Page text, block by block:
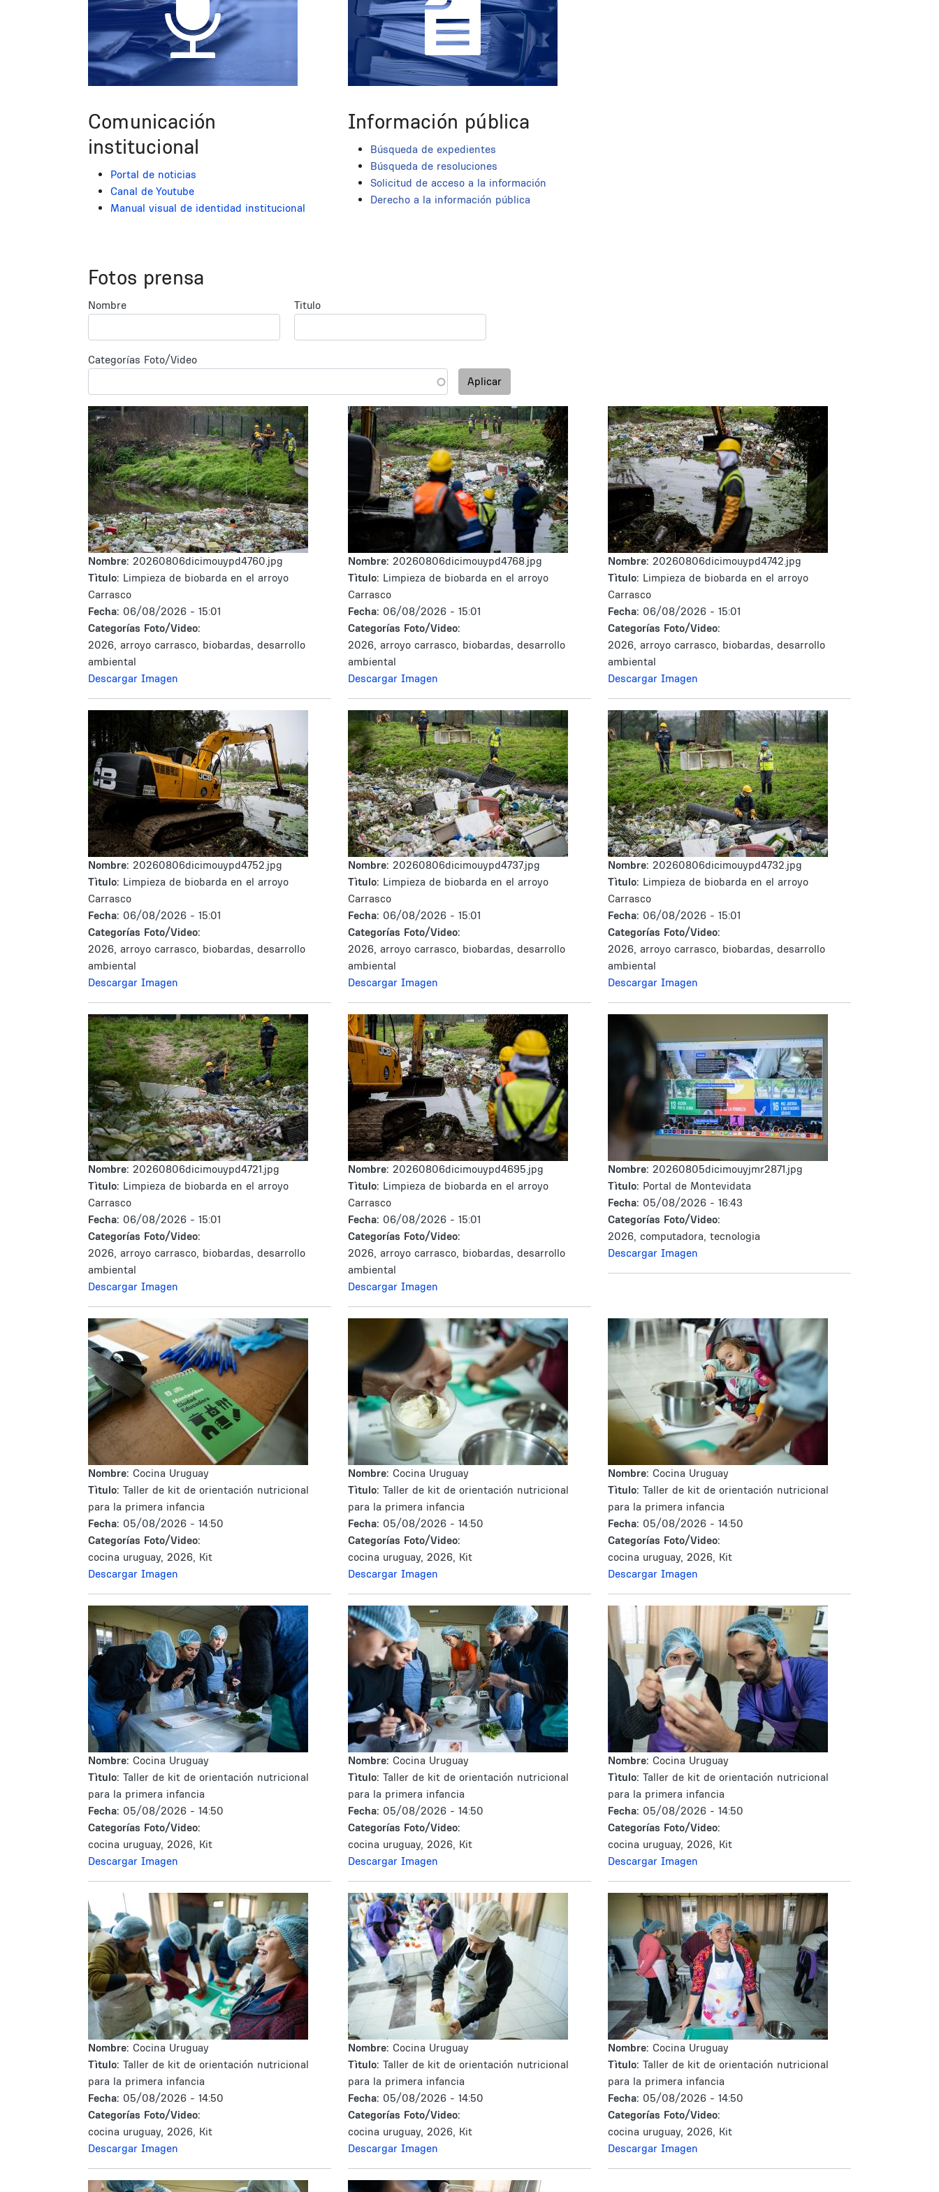
Comunicación
institucional
Portal de noticias
Canal de Youtube
Manual visual de identidad institucional
Información pública
Búsqueda de expedientes
Búsqueda de resoluciones
Solicitud de acceso a la información
Derecho a la información pública
Fotos prensa
Nombre Titulo
Categorías Foto/Video
Aplicar
Nombre: 20260806dicimouypd4760.jpg
Tìtulo: Limpieza de biobarda en el arroyo
Carrasco
Fecha: 06/08/2026 - 15:01
Categorías Foto/Video:
2026, arroyo carrasco, biobardas, desarrollo
ambiental
Descargar Imagen
Nombre: 20260806dicimouypd4768.jpg
Tìtulo: Limpieza de biobarda en el arroyo
Carrasco
Fecha: 06/08/2026 - 15:01
Categorías Foto/Video:
2026, arroyo carrasco, biobardas, desarrollo
ambiental
Descargar Imagen
Nombre: 20260806dicimouypd4742.jpg
Tìtulo: Limpieza de biobarda en el arroyo
Carrasco
Fecha: 06/08/2026 - 15:01
Categorías Foto/Video:
2026, arroyo carrasco, biobardas, desarrollo
ambiental
Descargar Imagen
Nombre: 20260806dicimouypd4752.jpg
Tìtulo: Limpieza de biobarda en el arroyo
Carrasco
Fecha: 06/08/2026 - 15:01
Categorías Foto/Video:
2026, arroyo carrasco, biobardas, desarrollo
ambiental
Descargar Imagen
Nombre: 20260806dicimouypd4737.jpg
Tìtulo: Limpieza de biobarda en el arroyo
Carrasco
Fecha: 06/08/2026 - 15:01
Categorías Foto/Video:
2026, arroyo carrasco, biobardas, desarrollo
ambiental
Descargar Imagen
Nombre: 20260806dicimouypd4732.jpg
Tìtulo: Limpieza de biobarda en el arroyo
Carrasco
Fecha: 06/08/2026 - 15:01
Categorías Foto/Video:
2026, arroyo carrasco, biobardas, desarrollo
ambiental
Descargar Imagen
Nombre: 20260806dicimouypd4721.jpg
Tìtulo: Limpieza de biobarda en el arroyo
Carrasco
Fecha: 06/08/2026 - 15:01
Categorías Foto/Video:
2026, arroyo carrasco, biobardas, desarrollo
ambiental
Descargar Imagen
Nombre: 20260806dicimouypd4695.jpg
Tìtulo: Limpieza de biobarda en el arroyo
Carrasco
Fecha: 06/08/2026 - 15:01
Categorías Foto/Video:
2026, arroyo carrasco, biobardas, desarrollo
ambiental
Descargar Imagen
Nombre: 20260805dicimouyjmr2871.jpg
Tìtulo: Portal de Montevidata
Fecha: 05/08/2026 - 16:43
Categorías Foto/Video:
2026, computadora, tecnologia
Descargar Imagen
Nombre: Cocina Uruguay
Tìtulo: Taller de kit de orientación nutricional
para la primera infancia
Fecha: 05/08/2026 - 14:50
Categorías Foto/Video:
cocina uruguay, 2026, Kit
Descargar Imagen
Nombre: Cocina Uruguay
Tìtulo: Taller de kit de orientación nutricional
para la primera infancia
Fecha: 05/08/2026 - 14:50
Categorías Foto/Video:
cocina uruguay, 2026, Kit
Descargar Imagen
Nombre: Cocina Uruguay
Tìtulo: Taller de kit de orientación nutricional
para la primera infancia
Fecha: 05/08/2026 - 14:50
Categorías Foto/Video:
cocina uruguay, 2026, Kit
Descargar Imagen
Nombre: Cocina Uruguay
Tìtulo: Taller de kit de orientación nutricional
para la primera infancia
Fecha: 05/08/2026 - 14:50
Categorías Foto/Video:
cocina uruguay, 2026, Kit
Descargar Imagen
Nombre: Cocina Uruguay
Tìtulo: Taller de kit de orientación nutricional
para la primera infancia
Fecha: 05/08/2026 - 14:50
Categorías Foto/Video:
cocina uruguay, 2026, Kit
Descargar Imagen
Nombre: Cocina Uruguay
Tìtulo: Taller de kit de orientación nutricional
para la primera infancia
Fecha: 05/08/2026 - 14:50
Categorías Foto/Video:
cocina uruguay, 2026, Kit
Descargar Imagen
Nombre: Cocina Uruguay
Tìtulo: Taller de kit de orientación nutricional
para la primera infancia
Fecha: 05/08/2026 - 14:50
Categorías Foto/Video:
cocina uruguay, 2026, Kit
Descargar Imagen
Nombre: Cocina Uruguay
Tìtulo: Taller de kit de orientación nutricional
para la primera infancia
Fecha: 05/08/2026 - 14:50
Categorías Foto/Video:
cocina uruguay, 2026, Kit
Descargar Imagen
Nombre: Cocina Uruguay
Tìtulo: Taller de kit de orientación nutricional
para la primera infancia
Fecha: 05/08/2026 - 14:50
Categorías Foto/Video:
cocina uruguay, 2026, Kit
Descargar Imagen